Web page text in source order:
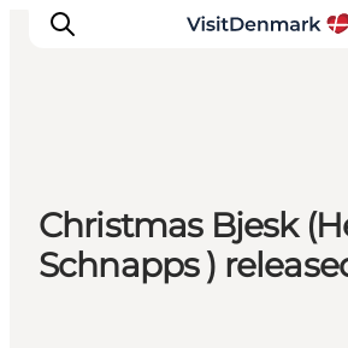
Inspiration
Resmål
Aktiviteter
Christmas Bjesk
Schnapps )